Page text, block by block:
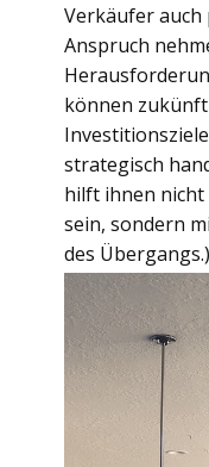
Verkäufer
Anspruch
können
strategisch
hilft ihnen
sein, sondern
des Übergangs.)